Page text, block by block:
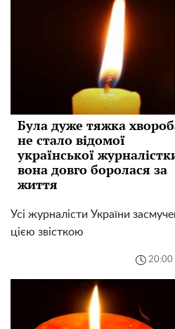
Була дуже тяжка
не стало відомої
української
вона довго боролася за
життя
Усі журналісти України
цією звісткою
20:00